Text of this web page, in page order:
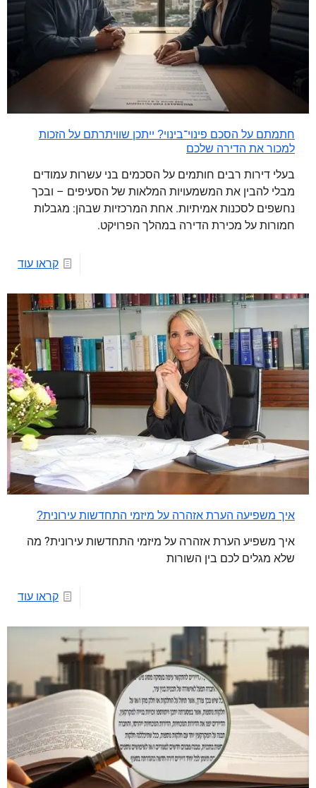
חתמתם על הסכם פינוי־בינוי? ייתכן שוויתרתם על הזכות
למכור את הדירה שלכם
בעלי דירות רבים חותמים על הסכמים בני עשרות עמודים
מבלי להבין את המשמעויות המלאות של הסעיפים – ובכך
נחשפים לסכנות אמיתיות. אחת המרכזיות שבהן: מגבלות
חמורות על מכירת הדירה במהלך הפרויקט.
קראו עוד
איך משפיעה הערת אזהרה על מיזמי התחדשות עירונית?
איך משפיע הערת אזהרה על מיזמי התחדשות עירונית? מה
שלא מגלים לכם בין השורות
קראו עוד